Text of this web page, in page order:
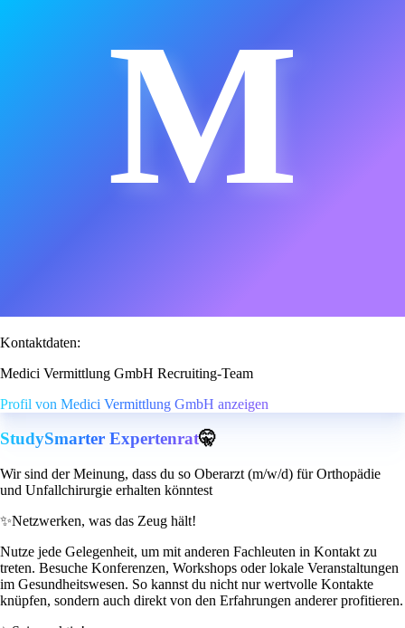
M
Kontaktdaten:
Medici Vermittlung GmbH Recruiting-Team
Profil von Medici Vermittlung GmbH anzeigen
StudySmarter Expertenrat🤫
Wir sind der Meinung, dass du so Oberarzt (m/w/d) für Orthopädie
und Unfallchirurgie erhalten könntest
✨Netzwerken, was das Zeug hält!
Nutze jede Gelegenheit, um mit anderen Fachleuten in Kontakt zu
treten. Besuche Konferenzen, Workshops oder lokale Veranstaltungen
im Gesundheitswesen. So kannst du nicht nur wertvolle Kontakte
knüpfen, sondern auch direkt von den Erfahrungen anderer profitieren.